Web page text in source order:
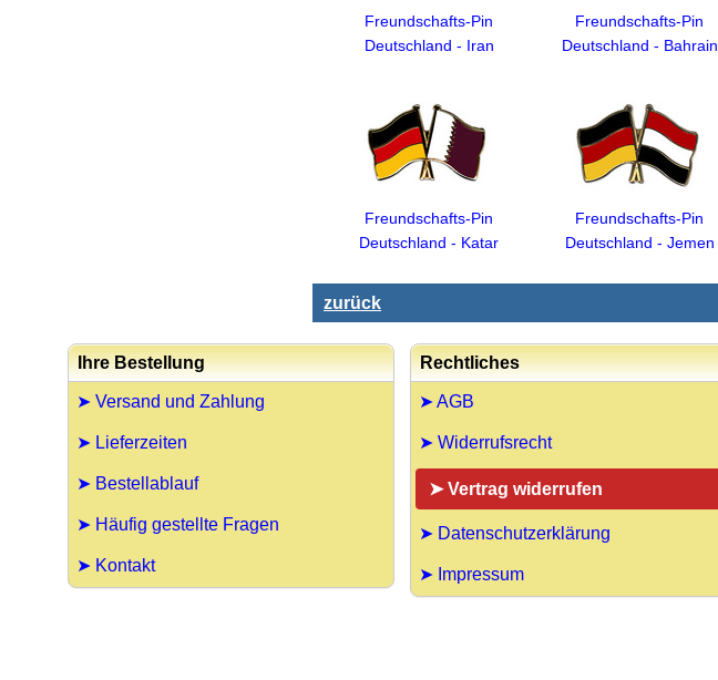
Freundschafts-Pin
Deutschland - Iran
Freundschafts-Pin
Deutschland - Bahrain
Freundschafts-Pin
Deutschland - Katar
Freundschafts-Pin
Deutschland - Jemen
zurück
Ihre Bestellung
➤ Versand und Zahlung
➤ Lieferzeiten
➤ Bestellablauf
➤ Häufig gestellte Fragen
➤ Kontakt
Rechtliches
➤ AGB
➤ Widerrufsrecht
➤ Vertrag widerrufen
➤ Datenschutzerklärung
➤ Impressum